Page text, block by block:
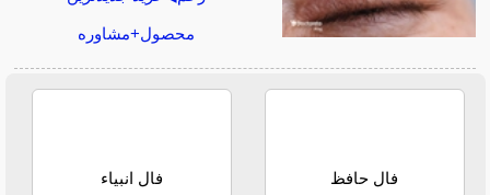
محصول+مشاوره
فال حافظ فال انبیاء